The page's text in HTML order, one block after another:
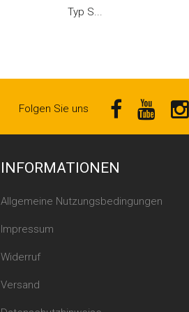
Typ S...
Folgen Sie uns
INFORMATIONEN
Allgemeine Nutzungsbedingungen
Impressum
Widerruf
Versand